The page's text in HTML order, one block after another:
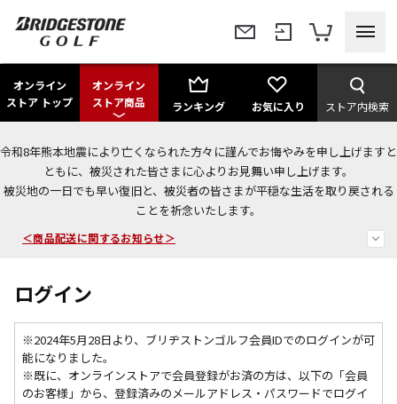
オンライン
ストア トップ
オンライン
ストア商品
ランキング お気に入り ストア内検索
令和8年熊本地震により亡くなられた方々に謹んでお悔やみを申し上げますと
ともに、被災された皆さまに心よりお見舞い申し上げます。
被災地の一日でも早い復旧と、被災者の皆さまが平穏な生活を取り戻される
ことを祈念いたします。
今なら新規会員登録で1,000円OFFクーポンプレゼント！
＜商品配送に関するお知らせ＞
ログイン
※2024年5月28日より、ブリヂストンゴルフ会員IDでのログインが可
能になりました。
※既に、 オンラインストアで会員登録がお済の方は、以下の「会員
のお客様」から、登録済みのメールアドレス・パスワードでログイ